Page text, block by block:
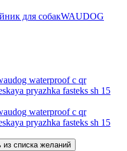
для собакWAUDOG
из списка желаний